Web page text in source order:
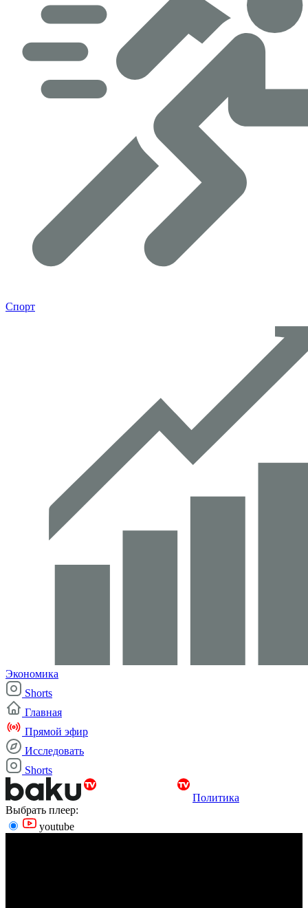
Спорт
Экономика
Shorts
Главная
Прямой эфир
Исследовать
Shorts
Политика
Выбрать плеер:
youtube